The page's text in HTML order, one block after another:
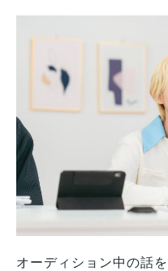
オーディション中の話